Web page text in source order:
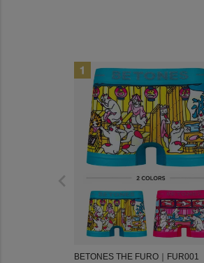
BETONES THE FURO｜FUR001